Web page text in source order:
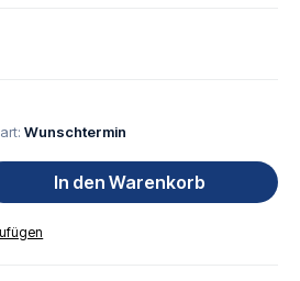
Wunschtermin
den gewünschten Wert
In den Warenkorb